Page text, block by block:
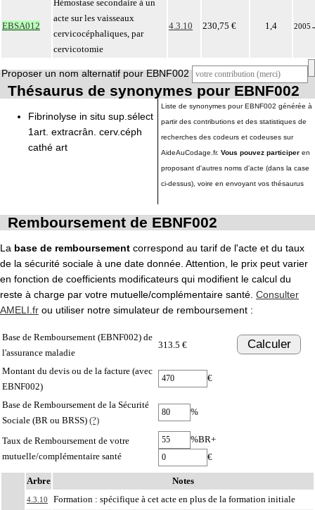
EBSA012
Hémostase secondaire à un
acte sur les vaisseaux
cervicocéphaliques, par
cervicotomie
4.3.10 230,75 € 1,4 2005
Proposer un nom alternatif pour EBNF002
Thésaurus de synonymes pour EBNF002
Fibrinolyse in situ sup.sélect
1art. extracrân. cerv.céph
cathé art
Liste de synonymes pour EBNF002 générée à
partir des contributions et des statistiques de
recherches des codeurs et codeuses sur
AideAuCodage.fr. Vous pouvez participer en
proposant d'autres noms d'acte (dans la case
ci-dessus), voire en envoyant vos thésaurus
Remboursement de EBNF002
La base de remboursement correspond au tarif de l'acte et du taux
de la sécurité sociale à une date donnée. Attention, le prix peut varier
en fonction de coefficients modificateurs qui modifient le calcul du
reste à charge par votre mutuelle/complémentaire santé. Consulter
AMELI.fr ou utiliser notre simulateur de remboursement :
Base de Remboursement (EBNF002) de
l'assurance maladie
313.5 € Calculer
Montant du devis ou de la facture (avec
EBNF002)
€
Base de Remboursement de la Sécurité
Sociale (BR ou BRSS) (?)
%
Taux de Remboursement de votre
mutuelle/complémentaire santé
%BR+
€
Arbre Notes
4.3.10 Formation : spécifique à cet acte en plus de la formation initiale